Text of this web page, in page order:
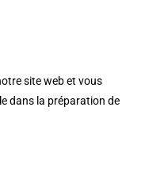
site web et vous
dans la préparation de